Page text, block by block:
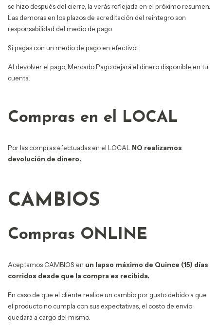
se hizo después del cierre, la verás reflejada en el próximo resumen.
Las demoras en los plazos de acreditación del reintegro son
responsabilidad del medio de pago.
Si pagas con un medio de pago en efectivo:
Al devolver el pago, Mercado Pago dejará el dinero disponible en tu
cuenta.
Compras en el LOCAL
Por las compras efectuadas en el LOCAL NO realizamos
devolución de dinero.
CAMBIOS
Compras ONLINE
Aceptamos CAMBIOS en un lapso máximo de Quince (15) días
corridos desde que la compra es recibida.
En caso de que el cliente realice un cambio por gusto debido a que
el producto no cumpla con sus expectativas, el costo de envío
quedará a cargo del mismo.